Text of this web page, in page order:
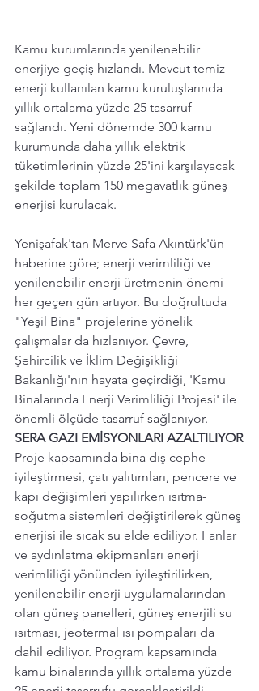
Kamu kurumlarında yenilenebilir
enerjiye geçiş hızlandı. Mevcut temiz
enerji kullanılan kamu kuruluşlarında
yıllık ortalama yüzde 25 tasarruf
sağlandı. Yeni dönemde 300 kamu
kurumunda daha yıllık elektrik
tüketimlerinin yüzde 25'ini karşılayacak
şekilde toplam 150 megavatlık güneş
enerjisi kurulacak.
Yenişafak'tan Merve Safa Akıntürk'ün
haberine göre; enerji verimliliği ve
yenilenebilir enerji üretmenin önemi
her geçen gün artıyor. Bu doğrultuda
"Yeşil Bina" projelerine yönelik
çalışmalar da hızlanıyor. Çevre,
Şehircilik ve İklim Değişikliği
Bakanlığı'nın hayata geçirdiği, 'Kamu
Binalarında Enerji Verimliliği Projesi' ile
önemli ölçüde tasarruf sağlanıyor.
SERA GAZI EMİSYONLARI AZALTILIYOR
Proje kapsamında bina dış cephe
iyileştirmesi, çatı yalıtımları, pencere ve
kapı değişimleri yapılırken ısıtma-
soğutma sistemleri değiştirilerek güneş
enerjisi ile sıcak su elde ediliyor. Fanlar
ve aydınlatma ekipmanları enerji
verimliliği yönünden iyileştirilirken,
yenilenebilir enerji uygulamalarından
olan güneş panelleri, güneş enerjili su
ısıtması, jeotermal ısı pompaları da
dahil ediliyor. Program kapsamında
kamu binalarında yıllık ortalama yüzde